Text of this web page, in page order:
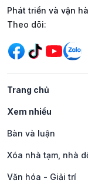
Phát triển và vận
Mạng xã
Theo dõi:
Trang chủ
Xem nhiều
Bàn và luận
Xóa nhà tạm, nhà
Văn hóa - Giải trí